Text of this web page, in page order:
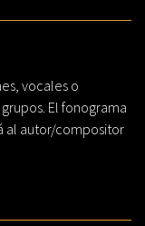
vocales o
El fonograma
al autor/compositor